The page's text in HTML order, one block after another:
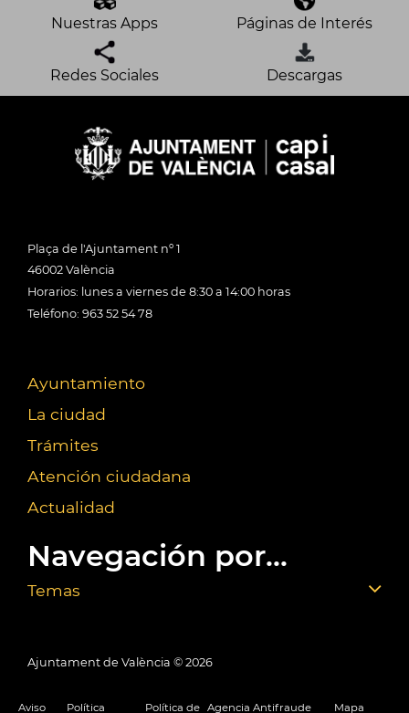
Nuestras Apps Páginas de Interés
Redes Sociales Descargas
Plaça de l'Ajuntament nº 1
46002 València
Horarios: lunes a viernes de 8:30 a 14:00 horas
Teléfono: 963 52 54 78
Ayuntamiento
La ciudad
Trámites
Atención ciudadana
Actualidad
Navegación por...
Temas
Ajuntament de València © 2026
Aviso Política Política de Agencia Antifraude Mapa